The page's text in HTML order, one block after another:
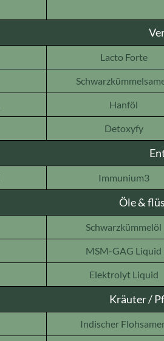
Lacto Forte
Hanföl
Detoxyfy
Immunium3
Öle &
Schwarzkümmelöl
MSM-GAG Liquid
Elektrolyt Liquid
Kräuter /
Indischer